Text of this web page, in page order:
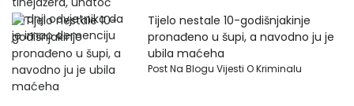
Tijelo nestale 10-godišnjakinje
pronađeno u šupi, a navodno ju je
ubila maćeha
Post Na Blogu Vijesti O Kriminalu